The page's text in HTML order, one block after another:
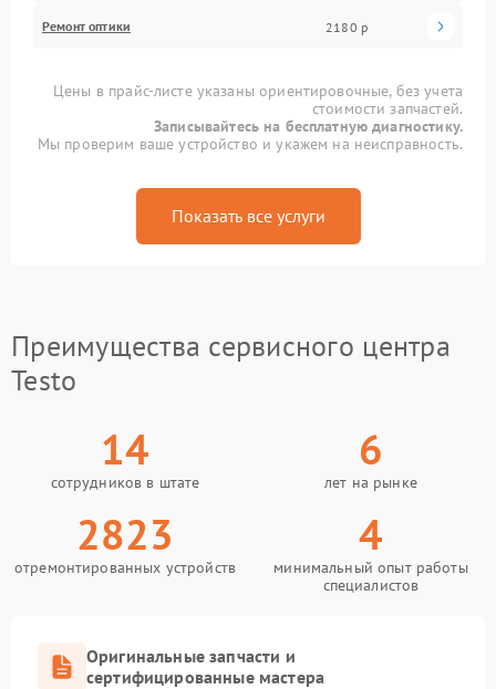
Ремонт оптики 2180 р
Цены в прайс-листе указаны ориентировочные, без учета
стоимости запчастей.
Записывайтесь на бесплатную диагностику.
Мы проверим ваше устройство и укажем на неисправность.
Показать все услуги
Преимущества сервисного центра
Testo
14
сотрудников в штате
6
лет на рынке
2823
отремонтированных устройств
4
минимальный опыт работы
специалистов
Оригинальные запчасти и
сертифицированные мастера